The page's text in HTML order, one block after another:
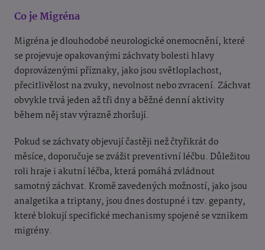
Co je Migréna
Migréna je dlouhodobé neurologické onemocnění, které
se projevuje opakovanými záchvaty bolesti hlavy
doprovázenými příznaky, jako jsou světloplachost,
přecitlivělost na zvuky, nevolnost nebo zvracení. Záchvat
obvykle trvá jeden až tři dny a běžné denní aktivity
během něj stav výrazně zhoršují.
Pokud se záchvaty objevují častěji než čtyřikrát do
měsíce, doporučuje se zvážit preventivní léčbu. Důležitou
roli hraje i akutní léčba, která pomáhá zvládnout
samotný záchvat. Kromě zavedených možností, jako jsou
analgetika a triptany, jsou dnes dostupné i tzv. gepanty,
které blokují specifické mechanismy spojené se vznikem
migrény.